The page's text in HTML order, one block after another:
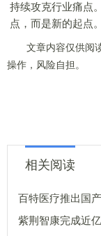
持续攻克行业痛点
点，而是新的起点。
文章内容仅供阅读
操作，风险自担。
相关阅读
百特医疗推出国
紫荆智康完成近